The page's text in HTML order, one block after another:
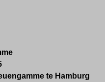
te Hamburg